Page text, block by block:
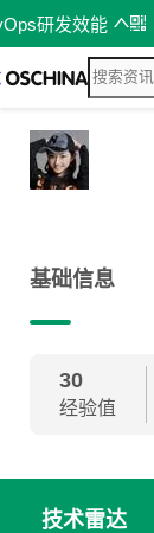
研发效能
基础信息
30
经验值
技术雷达